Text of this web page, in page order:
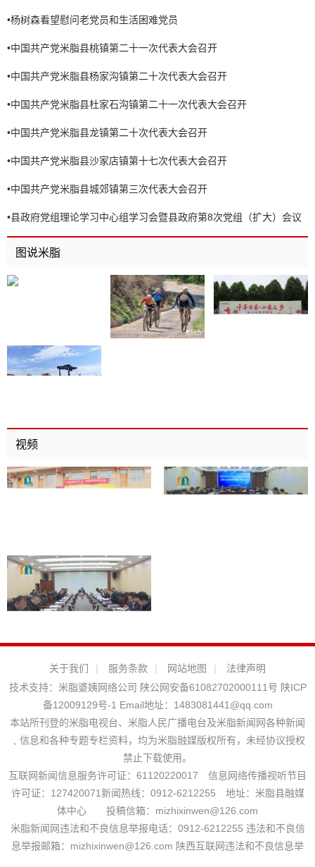
•杨树森看望慰问老党员和生活困难党员
•中国共产党米脂县桃镇第二十一次代表大会召开
•中国共产党米脂县杨家沟镇第二十次代表大会召开
•中国共产党米脂县杜家石沟镇第二十一次代表大会召开
•中国共产党米脂县龙镇第二十次代表大会召开
•中国共产党米脂县沙家店镇第十七次代表大会召开
•中国共产党米脂县城郊镇第三次代表大会召开
•县政府党组理论学习中心组学习会暨县政府第8次党组（扩大）会议
召开
图说米脂
视频
关于我们 | 服务条款 | 网站地图 |
法律声明
技术支持： 米脂婆姨网络公司 陕公网安备61082702000111号 陕ICP
备12009129号-1 Email地址： 1483081441@qq.com
本站所刊登的米脂电视台、米脂人民广播电台及米脂新闻网各种新闻
﹑信息和各种专题专栏资料，均为米脂融媒版权所有，未经协议授权
禁止下载使用。
互联网新闻信息服务许可证：61120220017 信息网络传播视听节目
许可证：127420071新闻热线：0912-6212255 地址：米脂县融媒
体中心 投稿信箱：mizhixinwen@126.com
米脂新闻网违法和不良信息举报电话：0912-6212255 违法和不良信
息举报邮箱：mizhixinwen@126.com 陕西互联网违法和不良信息举